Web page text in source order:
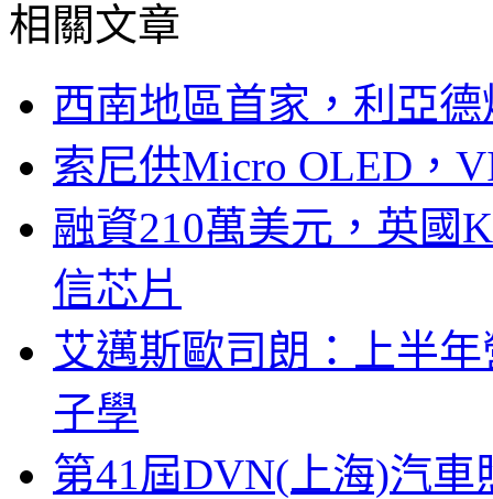
相關文章
西南地區首家，利亞
索尼供Micro OLED，
融資210萬美元，英國
信芯片
艾邁斯歐司朗：上半
子學
第41屆DVN(上海)汽